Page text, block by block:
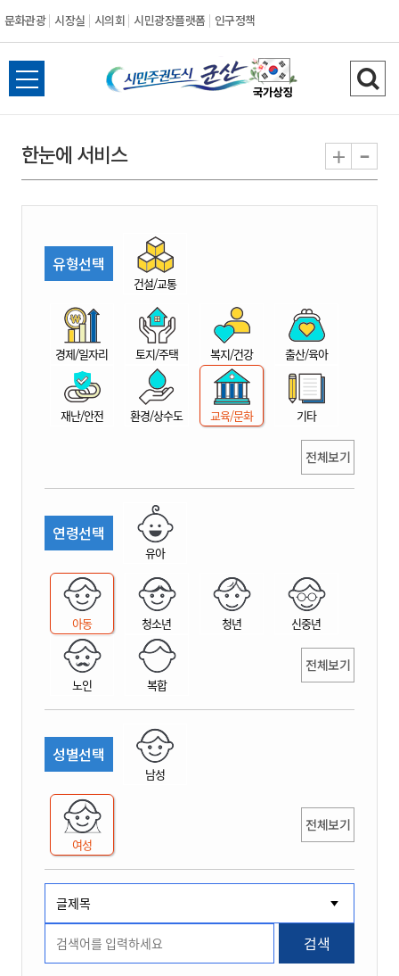
문화관광 시장실 시의회 시민광장플랫폼 인구정책
시
민
권
시
산
전
체
뉴
열
검
색
기
한눈에 서비스 + -
유형선택
건설/교통
경제/일자리 토지/주택 복지/건강 출산/육아
재난/안전 환경/상수도 교육/문화 기타
전체보기
연령선택
유아
아동 청소년 청년 신중년
노인 복합
전체보기
성별선택
남성
여성
전체보기
검색